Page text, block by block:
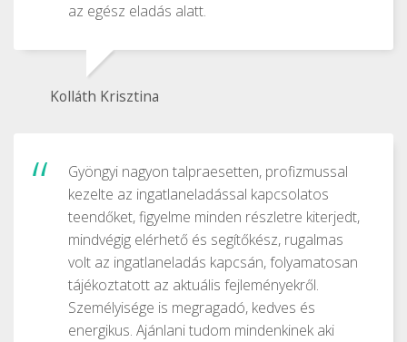
az egész eladás alatt.
Kolláth Krisztina
Gyöngyi nagyon talpraesetten, profizmussal
kezelte az ingatlaneladással kapcsolatos
teendőket, figyelme minden részletre kiterjedt,
mindvégig elérhető és segítőkész, rugalmas
volt az ingatlaneladás kapcsán, folyamatosan
tájékoztatott az aktuális fejleményekről.
Személyisége is megragadó, kedves és
energikus. Ajánlani tudom mindenkinek aki